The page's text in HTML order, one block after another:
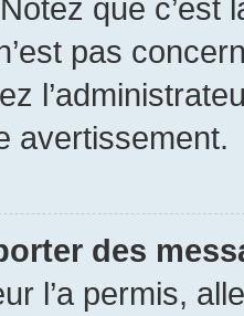
que c’est
pas
avertissement.
des
l’a permis,